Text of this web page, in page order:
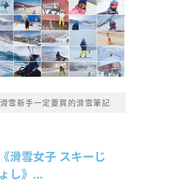
滑雪新手一定要買的滑雪筆記